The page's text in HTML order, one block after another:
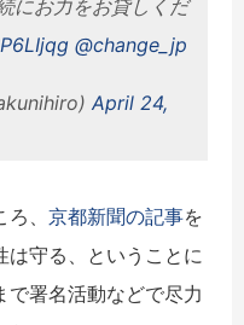
にお力をお貸しくだ
@change_jp
April 24,
、 京都新聞の記事を
は守る、ということに
署名活動などで尽力